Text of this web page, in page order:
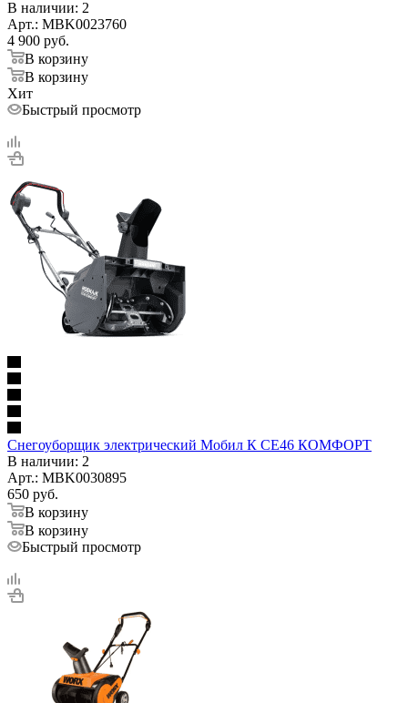
В наличии: 2
Арт.: MBK0023760
4 900 руб.
В корзину
В корзину
Хит
Быстрый просмотр
Снегоуборщик электрический Мобил К СЕ46 КОМФОРТ
В наличии: 2
Арт.: MBK0030895
650 руб.
В корзину
В корзину
Быстрый просмотр